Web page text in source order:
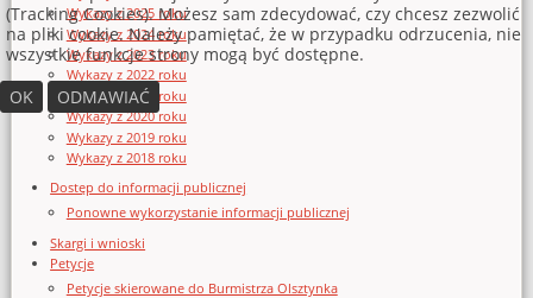
Wykazy z 2025 roku
Wykazy z 2024 roku
Wykazy z 2023 roku
Wykazy z 2022 roku
Wykazy z 2021 roku
Wykazy z 2020 roku
Wykazy z 2019 roku
Wykazy z 2018 roku
Dostęp do informacji publicznej
Ponowne wykorzystanie informacji publicznej
Skargi i wnioski
Petycje
Petycje skierowane do Burmistrza Olsztynka
(Tracking Cookies). Możesz sam zdecydować, czy chcesz zezwolić
na pliki cookie. Należy pamiętać, że w przypadku odrzucenia, nie
wszystkie funkcje strony mogą być dostępne.
OK
ODMAWIAĆ